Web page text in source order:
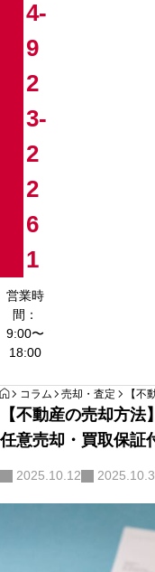
4-
9
2
3-
2
2
6
1
営業時
間：
9:00〜
18:00
HOME
コラム 売却・査定 【
【不動産の売却方
任意売却・買取保証
2025.10.12